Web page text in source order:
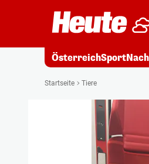
ÖsterreichSport
Startseite Tiere